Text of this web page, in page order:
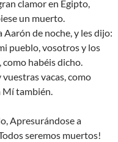
clamor en Egipto,
un muerto.
Aarón de noche, y les dijo:
pueblo, vosotros y los
como habéis dicho.
vacas, como
Mí también.
Apresurándose a
seremos muertos!